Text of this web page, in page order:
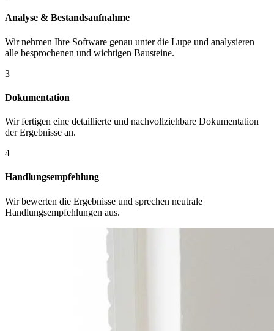
Analyse & Bestandsaufnahme
Wir nehmen Ihre Software genau unter die Lupe und analysieren
alle besprochenen und wichtigen Bausteine.
3
Dokumentation
Wir fertigen eine detaillierte und nachvollziehbare Dokumentation
der Ergebnisse an.
4
Handlungsempfehlung
Wir bewerten die Ergebnisse und sprechen neutrale
Handlungsempfehlungen aus.